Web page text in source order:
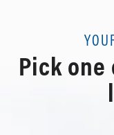
Pick